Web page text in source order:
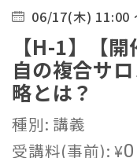
06/17(木) 11:00
【H-1】【
自の複合サ
略とは？
種別: 講義
受講料(事前):¥0